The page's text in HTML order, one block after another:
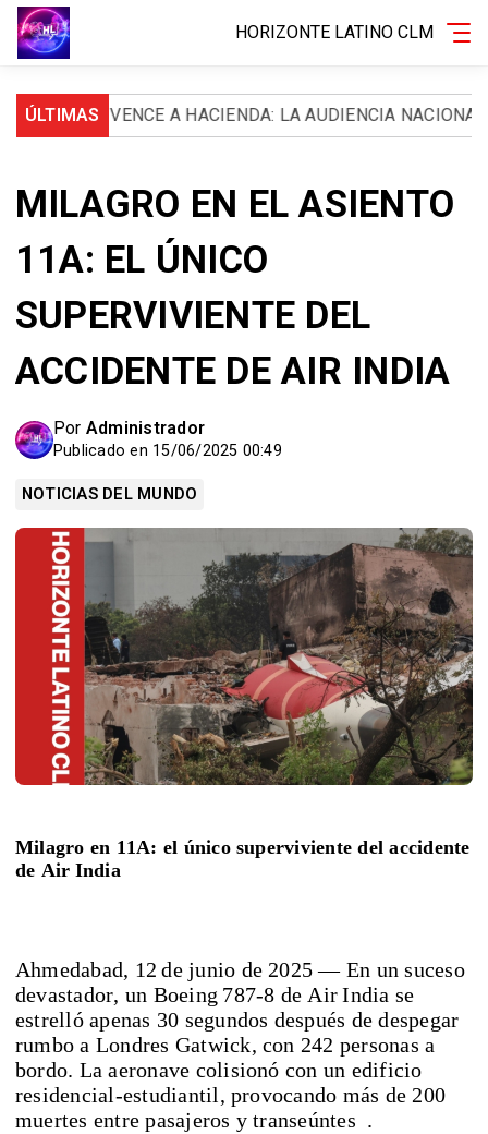
HORIZONTE LATINO CLM
ÚLTIMAS
VENCE A HACIENDA: LA AUDIENCIA NACIONAL LE
MILAGRO EN EL ASIENTO
11A: EL ÚNICO
SUPERVIVIENTE DEL
ACCIDENTE DE AIR INDIA
Por Administrador
Publicado en 15/06/2025 00:49
NOTICIAS DEL MUNDO
Milagro en 11A: el único superviviente del accidente
de Air India
Ahmedabad, 12 de junio de 2025 — En un suceso
devastador, un Boeing 787‑8 de Air India se
estrelló apenas 30 segundos después de despegar
rumbo a Londres Gatwick, con 242 personas a
bordo. La aeronave colisionó con un edificio
residencial-estudiantil, provocando más de 200
muertes entre pasajeros y transeúntes .